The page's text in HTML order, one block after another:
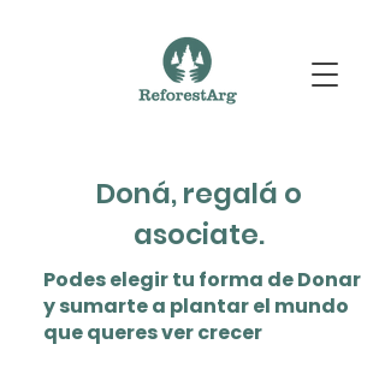
Doná, regalá o
asociate.
Podes elegir tu forma de Donar
y sumarte a plantar el mundo
que queres ver crecer